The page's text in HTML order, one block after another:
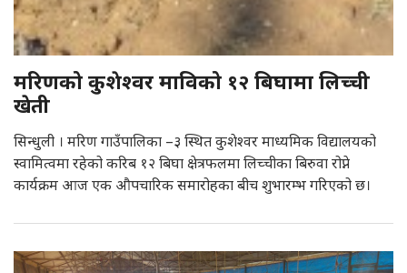
मरिणको कुशेश्वर माविको १२ बिघामा लिच्ची
खेती
सिन्धुली । मरिण गाउँपालिका –३ स्थित कुशेश्वर माध्यमिक विद्यालयको
स्वामित्वमा रहेको करिब १२ बिघा क्षेत्रफलमा लिच्चीका बिरुवा रोप्ने
कार्यक्रम आज एक औपचारिक समारोहका बीच शुभारम्भ गरिएको छ।